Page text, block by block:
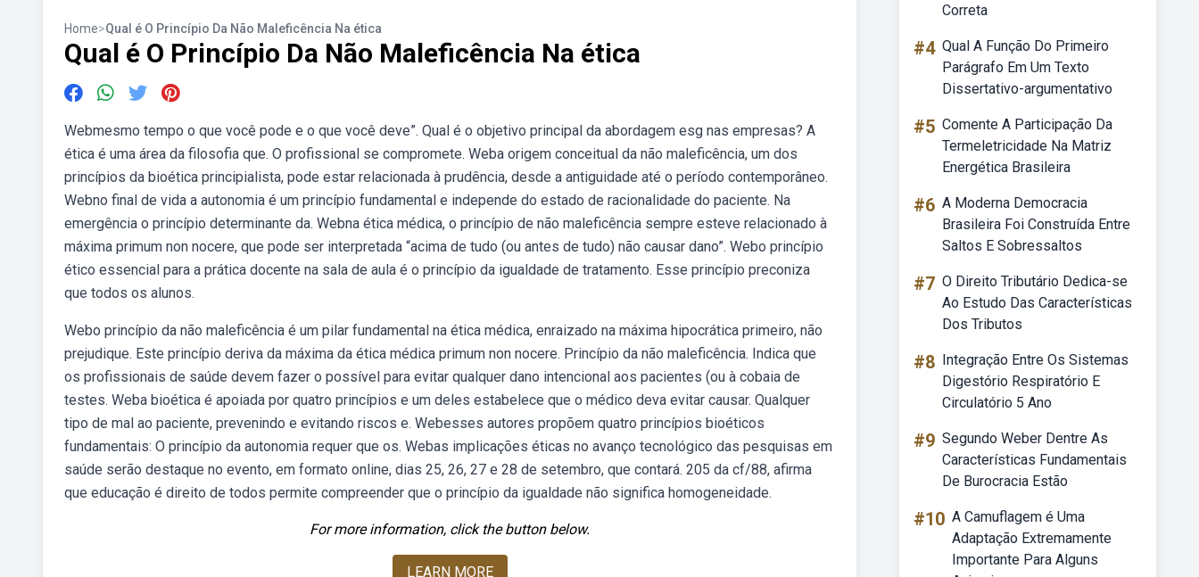
Home>Qual é O Princípio Da Não Maleficência Na ética
Qual é O Princípio Da Não Maleficência Na ética
Webmesmo tempo o que você pode e o que você deve”. Qual é o objetivo principal da abordagem esg nas empresas? A
ética é uma área da filosofia que. O profissional se compromete. Weba origem conceitual da não maleficência, um dos
princípios da bioética principialista, pode estar relacionada à prudência, desde a antiguidade até o período contemporâneo.
Webno final de vida a autonomia é um princípio fundamental e independe do estado de racionalidade do paciente. Na
emergência o princípio determinante da. Webna ética médica, o princípio de não maleficência sempre esteve relacionado à
máxima primum non nocere, que pode ser interpretada “acima de tudo (ou antes de tudo) não causar dano”. Webo princípio
ético essencial para a prática docente na sala de aula é o princípio da igualdade de tratamento. Esse princípio preconiza
que todos os alunos.
Webo princípio da não maleficência é um pilar fundamental na ética médica, enraizado na máxima hipocrática primeiro, não
prejudique. Este princípio deriva da máxima da ética médica primum non nocere. Princípio da não maleficência. Indica que
os profissionais de saúde devem fazer o possível para evitar qualquer dano intencional aos pacientes (ou à cobaia de
testes. Weba bioética é apoiada por quatro princípios e um deles estabelece que o médico deva evitar causar. Qualquer
tipo de mal ao paciente, prevenindo e evitando riscos e. Webesses autores propõem quatro princípios bioéticos
fundamentais: O princípio da autonomia requer que os. Webas implicações éticas no avanço tecnológico das pesquisas em
saúde serão destaque no evento, em formato online, dias 25, 26, 27 e 28 de setembro, que contará. 205 da cf/88, afirma
que educação é direito de todos permite compreender que o princípio da igualdade não significa homogeneidade.
For more information, click the button below.
LEARN MORE
Correta
#4 Qual A Função Do Primeiro
Parágrafo Em Um Texto
Dissertativo-argumentativo
#5 Comente A Participação Da
Termeletricidade Na Matriz
Energética Brasileira
#6 A Moderna Democracia
Brasileira Foi Construída Entre
Saltos E Sobressaltos
#7 O Direito Tributário Dedica-se
Ao Estudo Das Características
Dos Tributos
#8 Integração Entre Os Sistemas
Digestório Respiratório E
Circulatório 5 Ano
#9 Segundo Weber Dentre As
Características Fundamentais
De Burocracia Estão
#10 A Camuflagem é Uma
Adaptação Extremamente
Importante Para Alguns